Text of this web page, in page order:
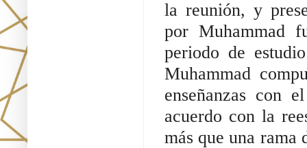
la reunión, y
por Muhammad
periodo de
Muhammad
enseñanzas con
acuerdo con la
más que una